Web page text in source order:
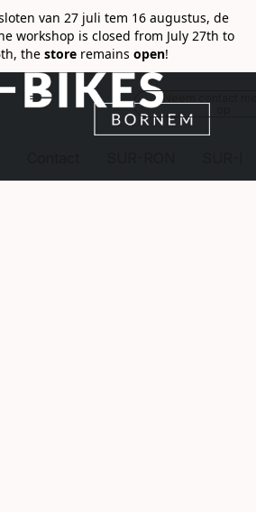
van 27 juli tem 16 augustus, de
workshop is closed from July 27th to
the store remains open!
Neem contact